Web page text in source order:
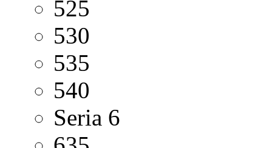
525
530
535
540
Seria 6